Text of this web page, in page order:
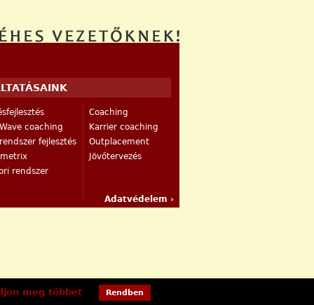
meg többet Rendben
Adatvédelem ›
coaching
fejlesztés
rendszer
Coaching
Karrier coaching
Outplacement
Jövőtervezés